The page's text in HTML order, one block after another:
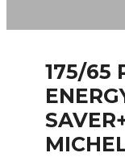
175/65